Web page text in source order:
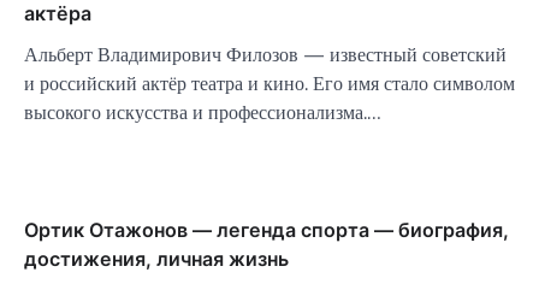
актёра
Альберт Владимирович Филозов — известный советский
и российский актёр театра и кино. Его имя стало символом
высокого искусства и профессионализма.…
Ортик Отажонов — легенда спорта — биография,
достижения, личная жизнь